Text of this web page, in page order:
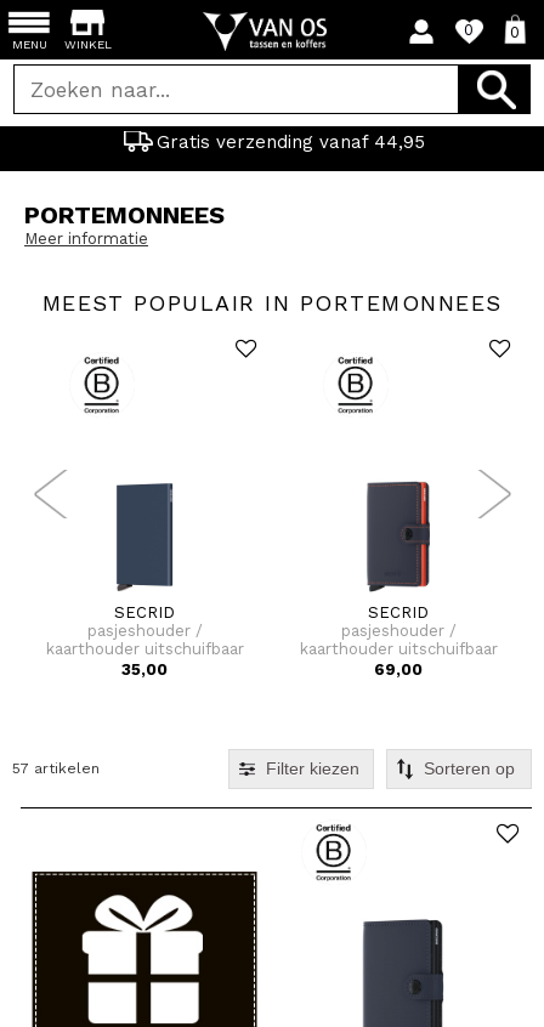
WINKEL
0 0
Gratis verzending vanaf 44,95
MENU
PORTEMONNEES
Meer informatie
MEEST POPULAIR IN PORTEMONNEES
SECRID
pasjeshouder /
kaarthouder uitschuifbaar
rfid aluminium
35,00
SECRID
pasjeshouder /
kaarthouder uitschuifbaar
rfid leer voor pasjes en
69,00
57 artikelen Filter kiezen